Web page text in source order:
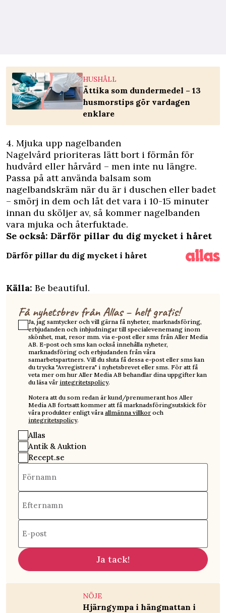
HUSHÅLL
Ättika som dundermedel – 13
husmorstips gör vardagen
enklare
4. Mjuka upp nagelbanden
Nagelvård prioriteras lätt bort i förmån för
hudvård eller hårvård – men inte nu längre.
Passa på att använda balsam som
nagelbandskräm när du är i duschen eller badet
– smörj in dem och låt det vara i 10-15 minuter
innan du sköljer av, så kommer nagelbanden
vara mjuka och återfuktade.
Se också: Därför pillar du dig mycket i håret
Därför pillar du dig mycket i håret
Källa: Be beautiful.
Få nyhetsbrev från Allas – helt gratis!
Ja, jag samtycker och vill gärna få nyheter, marknadsföring,
erbjudanden och inbjudningar till specialevenemang inom
skönhet, mat, resor mm. via e-post eller sms från Aller Media
AB. E-post och sms kan också innehålla nyheter,
marknadsföring och erbjudanden från våra
samarbetspartners. Vill du sluta få dessa e-post eller sms kan
du trycka "Avregistrera" i nyhetsbrevet eller sms. För att få
veta mer om hur Aller Media AB behandlar dina uppgifter kan
du läsa vår integritetspolicy.
Notera att du som redan är kund/prenumerant hos Aller
Media AB fortsatt kommer att få marknadsföringsutskick för
våra produkter enligt våra allmänna villkor och
integritetspolicy.
Allas
Antik & Auktion
Recept.se
Förnamn
Efternamn
E-post
Ja tack!
NÖJE
Hjärngympa i hängmattan i